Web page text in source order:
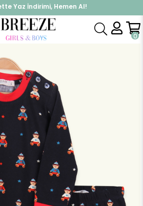
Yaz İndirimi, Hemen Al!
İndirimi Kap, Hemen Üye Ol!
0
ERKEK Pijama Takımı